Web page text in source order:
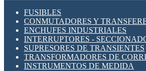
FUSIBLES
CONMUTADORES Y
ENCHUFES INDUSTRIALES
INTERRUPTORES -
SUPRESORES DE TRANSIENTES
TRANSFORMADORES DE
INSTRUMENTOS DE MEDIDA